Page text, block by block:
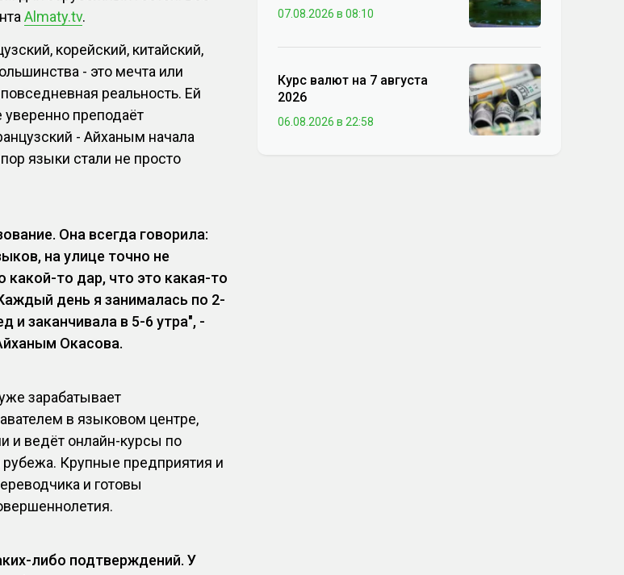
Almaty.tv.
корейский, китайский,
- это мечта или
реальность. Ей
уверенно преподаёт
- Айханым начала
языки стали не просто
Она всегда говорила:
на улице точно не
какой-то дар, что это какая-то
день я занималась по 2-
и заканчивала в 5-6 утра", -
Окасова.
зарабатывает
в языковом центре,
и ведёт онлайн-курсы по
Крупные предприятия и
и готовы
либо подтверждений. У
07.08.2026 в 08:10
Курс валют на 7 августа
2026
06.08.2026 в 22:58